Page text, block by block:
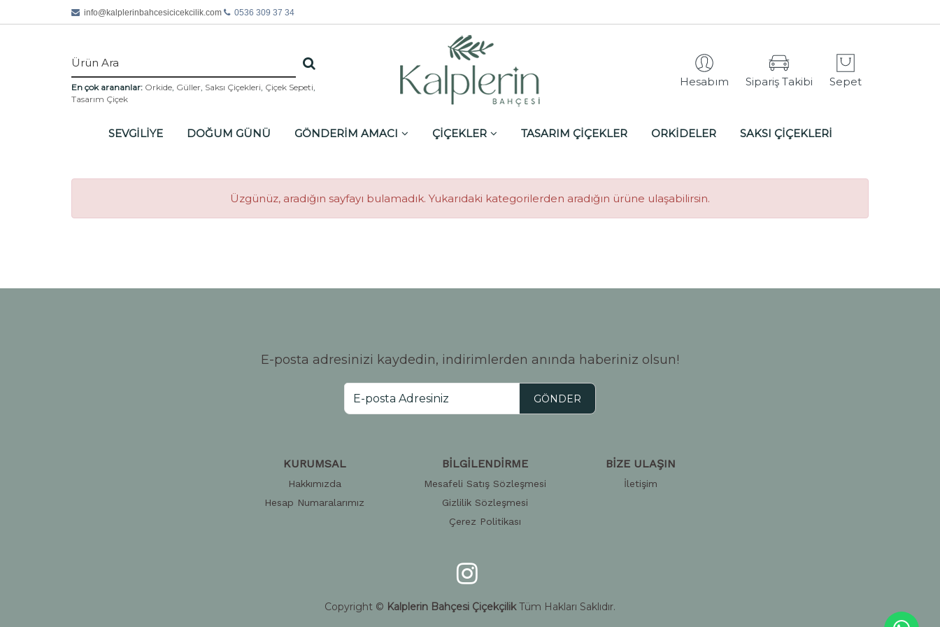
info@ kalplerinbahcesicicekcilik.com 0536 309 37 34
En çok arananlar: Orkide Güller Saksı Çiçekleri Çiçek Sepeti
Tasarım Çiçek
Hesabım Sipariş Takibi Sepet
SEVGİLİYE DOĞUM GÜNÜ GÖNDERİM AMACI ÇİÇEKLER TASARIM ÇİÇEKLER ORKİDELER SAKSI ÇİÇEKLERİ
Üzgünüz, aradığın sayfayı bulamadık. Yukarıdaki kategorilerden aradığın ürüne ulaşabilirsin.
E-posta adresinizi kaydedin, indirimlerden anında haberiniz olsun!
GÖNDER
KURUMSAL
Hakkımızda
Hesap Numaralarımız
BİLGİLENDİRME
Mesafeli Satış Sözleşmesi
Gizlilik Sözleşmesi
Çerez Politikası
BİZE ULAŞIN
İletişim
Copyright © Kalplerin Bahçesi ÇiçekçilikTüm Hakları Saklıdır.